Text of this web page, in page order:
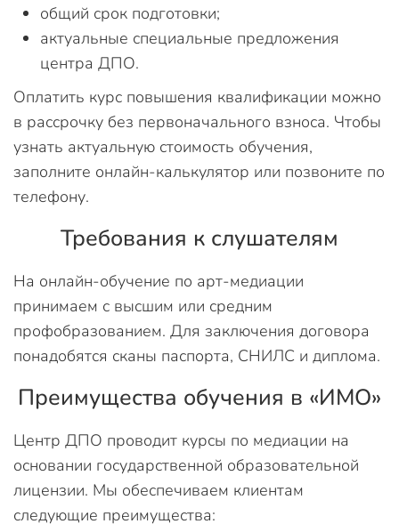
общий срок подготовки;
актуальные специальные предложения
центра ДПО.
Оплатить курс повышения квалификации можно
в рассрочку без первоначального взноса. Чтобы
узнать актуальную стоимость обучения,
заполните онлайн-калькулятор или позвоните по
телефону.
Требования к слушателям
На онлайн-обучение по арт-медиации
принимаем с высшим или средним
профобразованием. Для заключения договора
понадобятся сканы паспорта, СНИЛС и диплома.
Преимущества обучения в «ИМО»
Центр ДПО проводит курсы по медиации на
основании государственной образовательной
лицензии. Мы обеспечиваем клиентам
следующие преимущества: